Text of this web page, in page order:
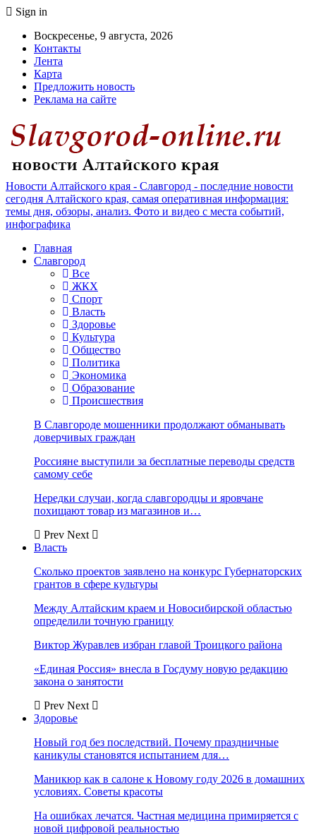
Sign in
Воскресенье, 9 августа, 2026
Контакты
Лента
Карта
Предложить новость
Реклама на сайте
Новости Алтайского края - Славгород - последние новости
сегодня Алтайского края, самая оперативная информация:
темы дня, обзоры, анализ. Фото и видео с места событий,
инфографика
Главная
Славгород
Все
ЖКХ
Спорт
Власть
Здоровье
Культура
Общество
Политика
Экономика
Образование
Происшествия
В Славгороде мошенники продолжают обманывать
доверчивых граждан
Россияне выступили за бесплатные переводы средств
самому себе
Нередки случаи, когда славгородцы и яровчане
похищают товар из магазинов и…
Prev Next
Власть
Сколько проектов заявлено на конкурс Губернаторских
грантов в сфере культуры
Между Алтайским краем и Новосибирской областью
определили точную границу
Виктор Журавлев избран главой Троицкого района
«Единая Россия» внесла в Госдуму новую редакцию
закона о занятости
Prev Next
Здоровье
Новый год без последствий. Почему праздничные
каникулы становятся испытанием для…
Маникюр как в салоне к Новому году 2026 в домашних
условиях. Советы красоты
На ошибках лечатся. Частная медицина примиряется с
новой цифровой реальностью